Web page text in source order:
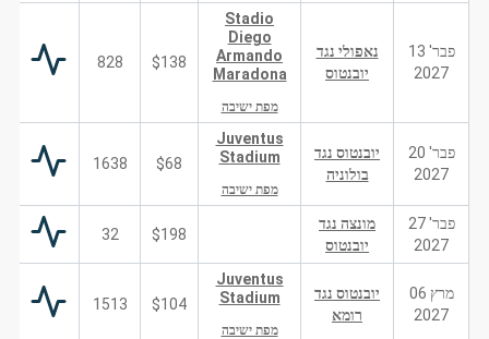
פבר' 13
2027
נאפולי נגד
יובנטוס
Stadio
Diego
Armando
Maradona
מפת ישיבה
$138
828
פבר' 20
2027
יובנטוס נגד
בולוניה
Juventus
Stadium
מפת ישיבה
$68
1638
פבר' 27
2027
מונצה נגד
יובנטוס
$198
32
מרץ 06
2027
יובנטוס נגד
רומא
Juventus
Stadium
מפת ישיבה
$104
1513